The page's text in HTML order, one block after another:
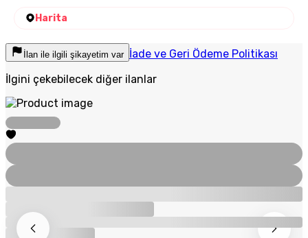
Harita
İlan ile ilgili şikayetim var İade ve Geri Ödeme Politikası
İlgini çekebilecek diğer ilanlar